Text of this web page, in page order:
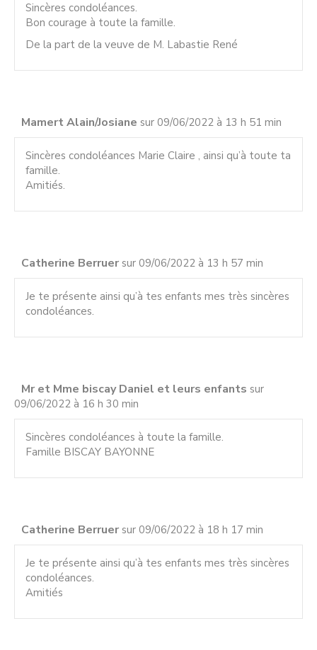
Sincères condoléances.
Bon courage à toute la famille.
De la part de la veuve de M. Labastie René
Mamert Alain/Josiane sur 09/06/2022 à 13 h 51 min
Sincères condoléances Marie Claire , ainsi qu’à toute ta
famille.
Amitiés.
Catherine Berruer sur 09/06/2022 à 13 h 57 min
Je te présente ainsi qu’à tes enfants mes très sincères
condoléances.
Mr et Mme biscay Daniel et leurs enfants sur
09/06/2022 à 16 h 30 min
Sincères condoléances à toute la famille.
Famille BISCAY BAYONNE
Catherine Berruer sur 09/06/2022 à 18 h 17 min
Je te présente ainsi qu’à tes enfants mes très sincères
condoléances.
Amitiés